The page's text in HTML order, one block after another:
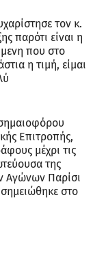
τον κ.
παρότι είναι η
που στο
η τιμή, είμαι
Επιτροπής,
μέχρι τις
της
Αγώνων Παρίσι
στο